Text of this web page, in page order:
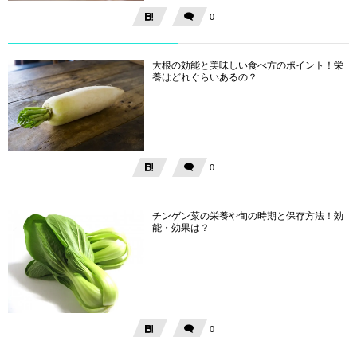
0
大根の効能と美味しい食べ方のポイント！栄
養はどれぐらいあるの？
0
チンゲン菜の栄養や旬の時期と保存方法！効
能・効果は？
0